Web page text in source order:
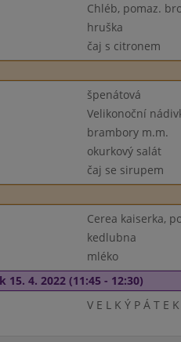
Chléb, pomaz.
hruška
čaj s citronem
špenátová
Velikonoční
brambory m.m.
okurkový salát
čaj se sirupem
Cerea kaiserka,
kedlubna
mléko
15. 4. 2022 (11:45 - 12:30)
V E L K Ý P Á T E K